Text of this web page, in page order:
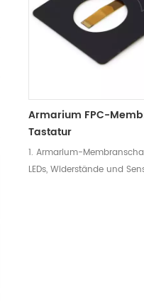
Armarium FPC-
Tastatur
1. Armarium-
LEDs, Widerstände und